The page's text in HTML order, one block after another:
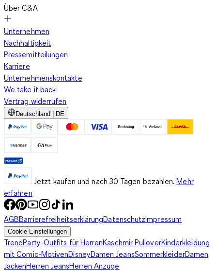
Über C&A
Unternehmen
Nachhaltigkeit
Pressemitteilungen
Karriere
Unternehmenskontakte
We take it back
Vertrag widerrufen
Deutschland | DE
Jetzt kaufen und nach 30 Tagen bezahlen. Mehr
erfahren
AGBBarrierefreiheitserklärungDatenschutzImpressum
Cookie-Einstellungen
TrendParty-Outfits für HerrenKaschmir PulloverKinderkleidung
mit Comic-MotivenDisneyDamen JeansSommerkleiderDamen
JackenHerren JeansHerren Anzüge